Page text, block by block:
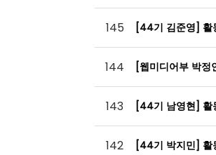
145 [44기 김준영]
144 [웹미디어부 박
143 [44기 남영현]
142 [44기 박지민]